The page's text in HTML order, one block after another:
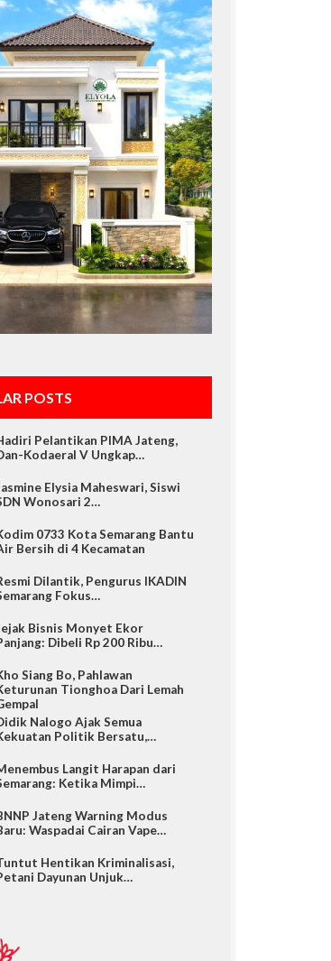
POSTS
Pelantikan PIMA Jateng,
Kodaeral V Ungkap…
Elysia Maheswari, Siswi
Wonosari 2…
0733 Kota Semarang Bantu
Bersih di 4 Kecamatan
Dilantik, Pengurus IKADIN
Fokus…
Bisnis Monyet Ekor
Dibeli Rp 200 Ribu…
Siang Bo, Pahlawan
Tionghoa Dari Lemah
Nalogo Ajak Semua
Politik Bersatu,…
Langit Harapan dari
Ketika Mimpi…
Jateng Warning Modus
Waspadai Cairan Vape…
Hentikan Kriminalisasi,
Dayunan Unjuk…